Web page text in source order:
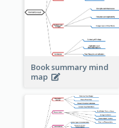
Book summary mind
map